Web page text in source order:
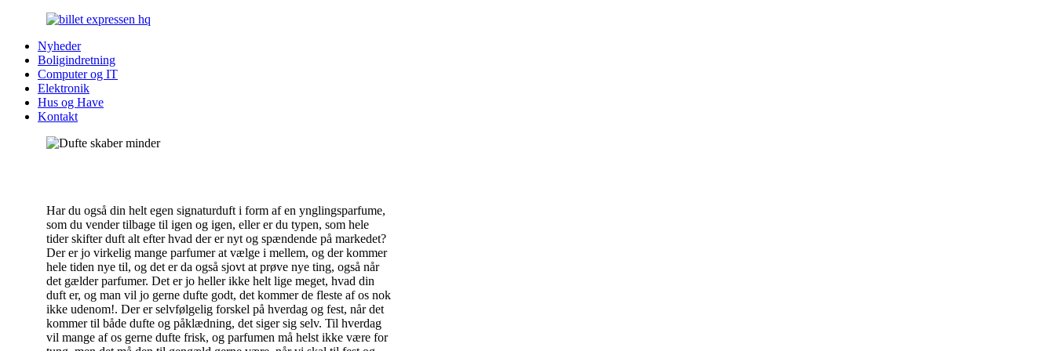
Nyheder
Boligindretning
Computer og IT
Elektronik
Hus og Have
Kontakt
Har du også din helt egen signaturduft i form af en ynglingsparfume,
som du vender tilbage til igen og igen, eller er du typen, som hele
tider skifter duft alt efter hvad der er nyt og spændende på markedet?
Der er jo virkelig mange parfumer at vælge i mellem, og der kommer
hele tiden nye til, og det er da også sjovt at prøve nye ting, også når
det gælder parfumer. Det er jo heller ikke helt lige meget, hvad din
duft er, og man vil jo gerne dufte godt, det kommer de fleste af os nok
ikke udenom!. Der er selvfølgelig forskel på hverdag og fest, når det
kommer til både dufte og påklædning, det siger sig selv. Til hverdag
vil mange af os gerne dufte frisk, og parfumen må helst ikke være for